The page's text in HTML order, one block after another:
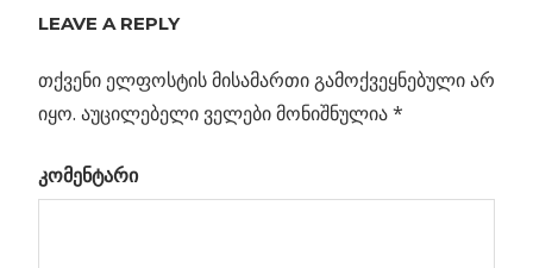
ნავიგაცია
Previous
ზამთრის
ცაზე
LEAVE A REPLY
თქვენი ელფოსტის მისამართი გამოქვეყნებული არ
იყო. აუცილებელი ველები მონიშნულია*
კომენტარი